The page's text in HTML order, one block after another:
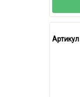
Артикул